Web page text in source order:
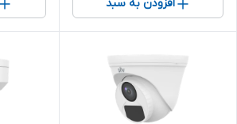
افزودن به سبد